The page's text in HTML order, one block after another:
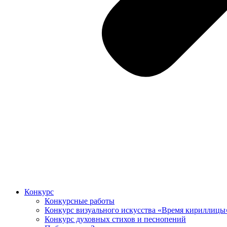
Конкурс
Конкурсные работы
Конкурс визуального искусства «Время
Конкурс духовных стихов и песнопений